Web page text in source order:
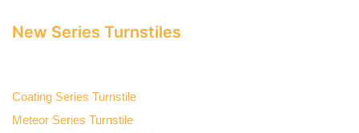
New Series Turnstiles
Coating Series Turnstile
Meteor Series Turnstile